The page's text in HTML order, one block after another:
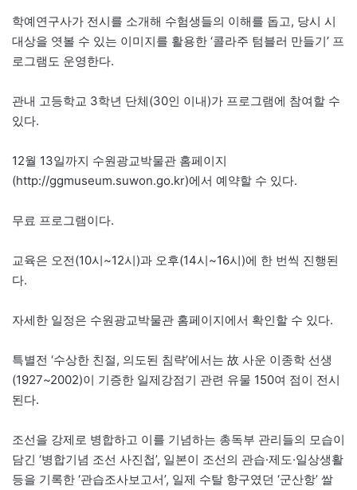
학예연구사가 전시를 소개해 수험생들의 이해를 돕고, 당시 시
대상을 엿볼 수 있는 이미지를 활용한 ‘콜라주 텀블러 만들기’ 프
로그램도 운영한다.
관내 고등학교 3학년 단체(30인 이내)가 프로그램에 참여할 수
있다.
12월 13일까지 수원광교박물관 홈페이지
(http://ggmuseum.suwon.go.kr)에서 예약할 수 있다.
무료 프로그램이다.
교육은 오전(10시~12시)과 오후(14시~16시)에 한 번씩 진행된
다.
자세한 일정은 수원광교박물관 홈페이지에서 확인할 수 있다.
특별전 ‘수상한 친절, 의도된 침략’에서는 故 사운 이종학 선생
(1927~2002)이 기증한 일제강점기 관련 유물 150여 점이 전시
된다.
조선을 강제로 병합하고 이를 기념하는 총독부 관리들의 모습이
담긴 ‘병합기념 조선 사진첩’, 일본이 조선의 관습·제도·일상생활
등을 기록한 ‘관습조사보고서’, 일제 수탈 항구였던 ‘군산항’ 쌀